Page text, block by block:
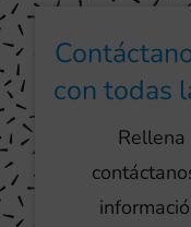
con todas